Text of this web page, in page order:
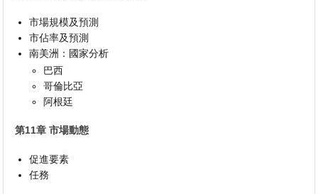
市場規模及預測
市佔率及預測
南美洲：國家分析
巴西
哥倫比亞
阿根廷
第11章 市場動態
促進要素
任務